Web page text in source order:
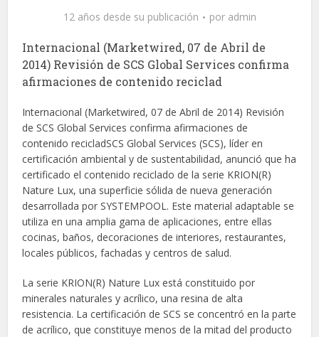
12 años desde su publicación por admin
Internacional (Marketwired, 07 de Abril de
2014) Revisión de SCS Global Services confirma
afirmaciones de contenido reciclad
Internacional (Marketwired, 07 de Abril de 2014) Revisión
de SCS Global Services confirma afirmaciones de
contenido recicladSCS Global Services (SCS), líder en
certificación ambiental y de sustentabilidad, anunció que ha
certificado el contenido reciclado de la serie KRION(R)
Nature Lux, una superficie sólida de nueva generación
desarrollada por SYSTEMPOOL. Este material adaptable se
utiliza en una amplia gama de aplicaciones, entre ellas
cocinas, baños, decoraciones de interiores, restaurantes,
locales públicos, fachadas y centros de salud.
La serie KRION(R) Nature Lux está constituido por
minerales naturales y acrílico, una resina de alta
resistencia. La certificación de SCS se concentró en la parte
de acrílico, que constituye menos de la mitad del producto